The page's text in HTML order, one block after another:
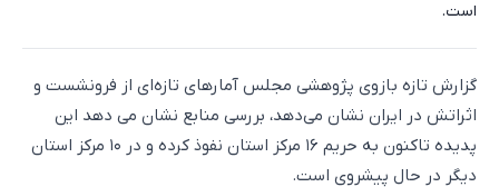
است.
گزارش تازه بازوی پژوهشی مجلس آمارهای تازه‌ای از فرونشست و
اثراتش در ایران نشان می‌دهد، بررسی منابع نشان می دهد این
پدیده تاکنون به حریم ۱۶ مرکز استان نفوذ کرده و در ۱۰ مرکز استان
دیگر در حال پیشروی است.